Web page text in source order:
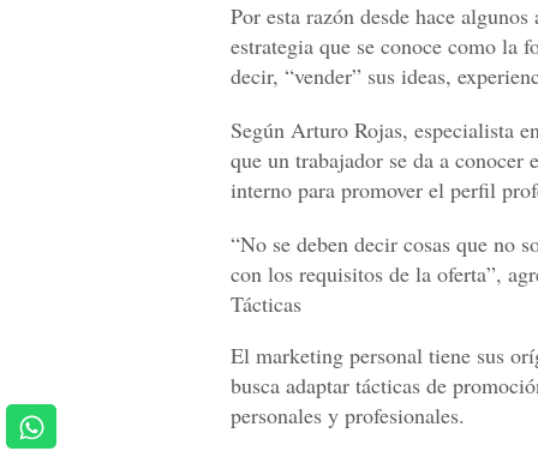
Por esta razón desde hace
estrategia que se conoce como la
decir, “vender” sus ideas,
Según Arturo Rojas, especialista
que un trabajador se da a conocer
interno para promover el perfil
“No se deben decir cosas que no
con los requisitos de la oferta”,
Tácticas
El marketing personal tiene sus
busca adaptar tácticas de
personales y profesionales.